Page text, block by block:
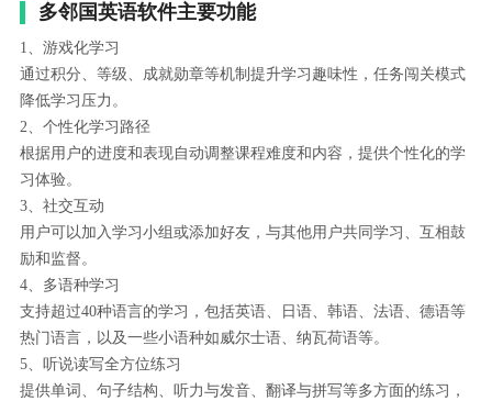
多邻国英语软件主要功能
1、游戏化学习
通过积分、等级、成就勋章等机制提升学习趣味性，任务闯关模式
降低学习压力。
2、个性化学习路径
根据用户的进度和表现自动调整课程难度和内容，提供个性化的学
习体验。
3、社交互动
用户可以加入学习小组或添加好友，与其他用户共同学习、互相鼓
励和监督。
4、多语种学习
支持超过40种语言的学习，包括英语、日语、韩语、法语、德语等
热门语言，以及一些小语种如威尔士语、纳瓦荷语等。
5、听说读写全方位练习
提供单词、句子结构、听力与发音、翻译与拼写等多方面的练习，